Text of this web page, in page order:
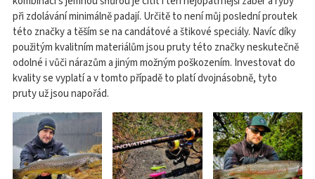
při zdolávání minimálně padají. Určitě to není můj poslední proutek
této značky a těším se na candátové a štikové speciály. Navíc díky
použitým kvalitním materiálům jsou pruty této značky neskutečně
odolné i vůči nárazům a jiným možným poškozením. Investovat do
kvality se vyplatí a v tomto případě to platí dvojnásobně, tyto
pruty už jsou napořád.